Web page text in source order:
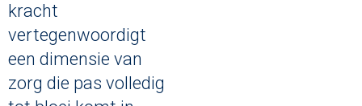
kracht
vertegenwoordigt
een dimensie van
zorg die pas volledig